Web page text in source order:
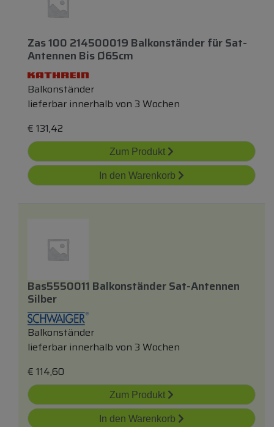
Zas 100 214500019 BalkonständerfürSat-
Antennen Bis Ø65cm
Balkonständer
lieferbar innerhalb von 3 Wochen
€ 131,42
Zum Produkt
In den Warenkorb
Bas5550011 Balkonständer Sat-Antennen
Silber
Balkonständer
lieferbar innerhalb von 3 Wochen
€ 114,60
Zum Produkt
In den Warenkorb